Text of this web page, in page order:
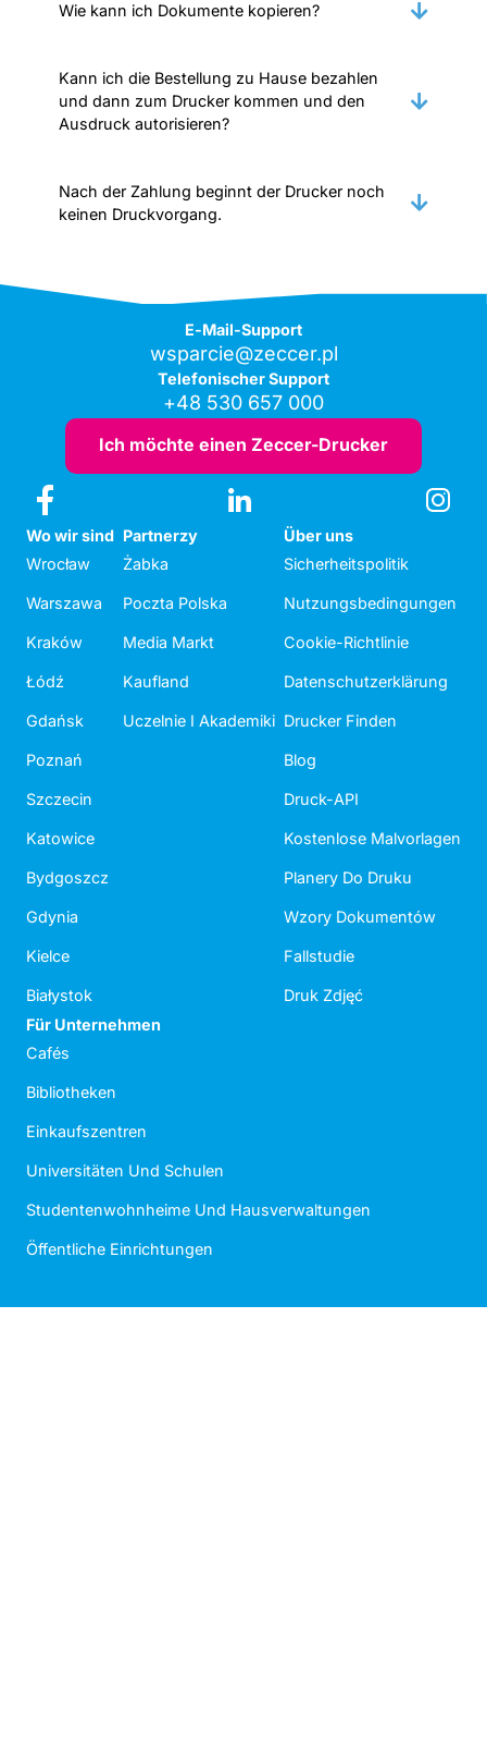
Wie kann ich Dokumente kopieren?
Kann ich die Bestellung zu Hause bezahlen
und dann zum Drucker kommen und den
Ausdruck autorisieren?
Nach der Zahlung beginnt der Drucker noch
keinen Druckvorgang.
E-Mail-Support
wsparcie@zeccer.pl
Telefonischer Support
+48 530 657 000
Ich möchte einen Zeccer-Drucker
Wo wir sind
Wrocław
Warszawa
Kraków
Łódź
Gdańsk
Poznań
Szczecin
Katowice
Bydgoszcz
Gdynia
Kielce
Białystok
Partnerzy
Żabka
Poczta Polska
Media Markt
Kaufland
Uczelnie I Akademiki
Über uns
Sicherheitspolitik
Nutzungsbedingungen
Cookie-Richtlinie
Datenschutzerklärung
Drucker Finden
Blog
Druck-API
Kostenlose Malvorlagen
Planery Do Druku
Wzory Dokumentów
Fallstudie
Druk Zdjęć
Für Unternehmen
Cafés
Bibliotheken
Einkaufszentren
Universitäten Und Schulen
Studentenwohnheime Und Hausverwaltungen
Öffentliche Einrichtungen